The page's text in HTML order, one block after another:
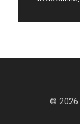
© 2026